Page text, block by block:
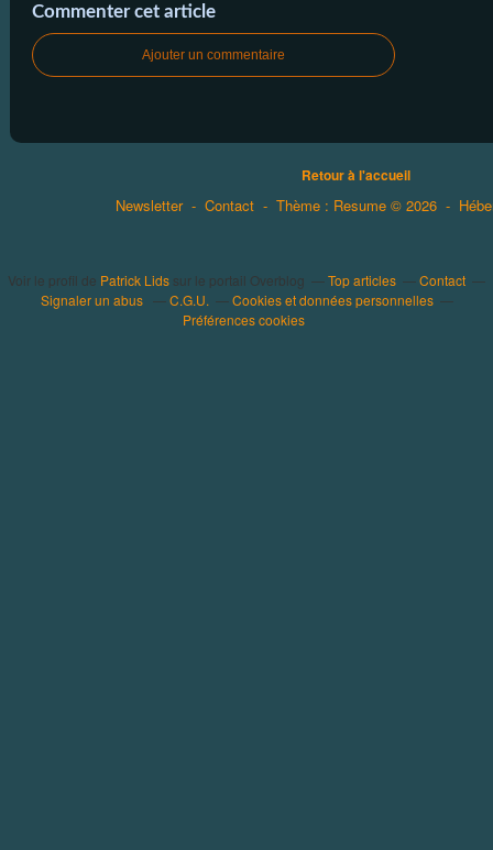
Commenter cet article
Ajouter un commentaire
Retour à l'accueil
Newsletter - Contact - Thème : Resume © 2026 -
Voir le profil de Patrick Lids sur le portail Overblog Top articles
Contact
Signaler un abus
C.G.U.
Cookies et données personnelles
Préférences cookies